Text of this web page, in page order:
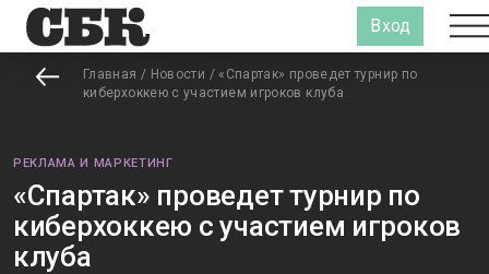
Вход
Главная / Новости / «Спартак» проведет турнир по
киберхоккею с участием игроков клуба
РЕКЛАМА И МАРКЕТИНГ
«Спартак» проведет турнир по
киберхоккею с участием игроков
клуба